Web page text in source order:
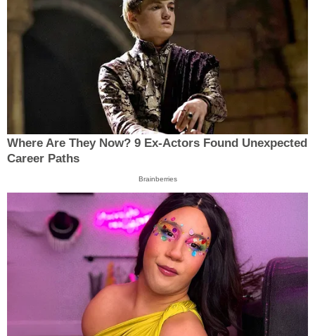
Where Are They Now? 9 Ex-Actors Found Unexpected
Career Paths
Brainberries